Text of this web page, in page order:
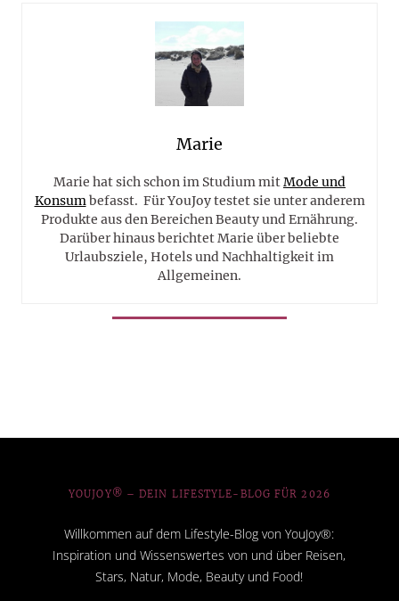
Marie
Marie hat sich schon im Studium mitMode und
Konsumbefasst. Für YouJoy testet sie unter anderem
Produkte aus den Bereichen Beauty und Ernährung.
Darüber hinaus berichtet Marie über beliebte
Urlaubsziele, Hotels und Nachhaltigkeit im
Allgemeinen.
YOUJOY® – DEIN LIFESTYLE-BLOG FÜR 2026
Willkommen auf dem Lifestyle-Blog von YouJoy®:
Inspiration und Wissenswertes von und über Reisen,
Stars, Natur, Mode, Beauty und Food!